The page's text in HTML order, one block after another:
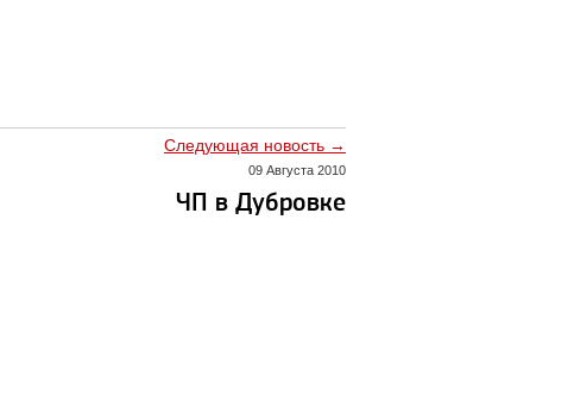
Следующая новость →
09 Августа 2010
ЧП в Дубровке